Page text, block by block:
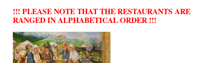
!!! PLEASE NOTE THAT THE RESTAURANTS ARE
RANGED IN ALPHABETICAL ORDER !!!